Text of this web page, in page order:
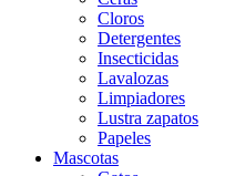
Cloros
Detergentes
Insecticidas
Lavalozas
Limpiadores
Lustra zapatos
Papeles
Mascotas